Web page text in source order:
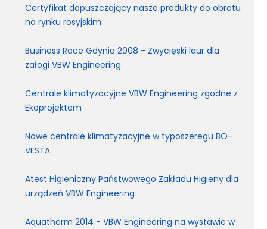
Certyfikat dopuszczający nasze produkty do obrotu
na rynku rosyjskim
Business Race Gdynia 2008 - Zwycięski laur dla
załogi VBW Engineering
Centrale klimatyzacyjne VBW Engineering zgodne z
Ekoprojektem
Nowe centrale klimatyzacyjne w typoszeregu BO-
VESTA
Atest Higieniczny Państwowego Zakładu Higieny dla
urządzeń VBW Engineering
Aquatherm 2014 - VBW Engineering na wystawie w